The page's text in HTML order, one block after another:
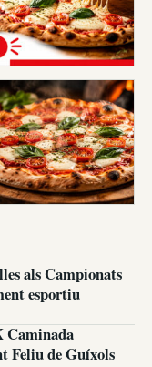
als Campionats
esportiu
Caminada
Feliu de Guíxols